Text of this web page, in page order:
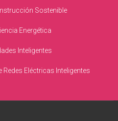
Sostenible
Energética
Inteligentes
Redes Eléctricas Inteligentes